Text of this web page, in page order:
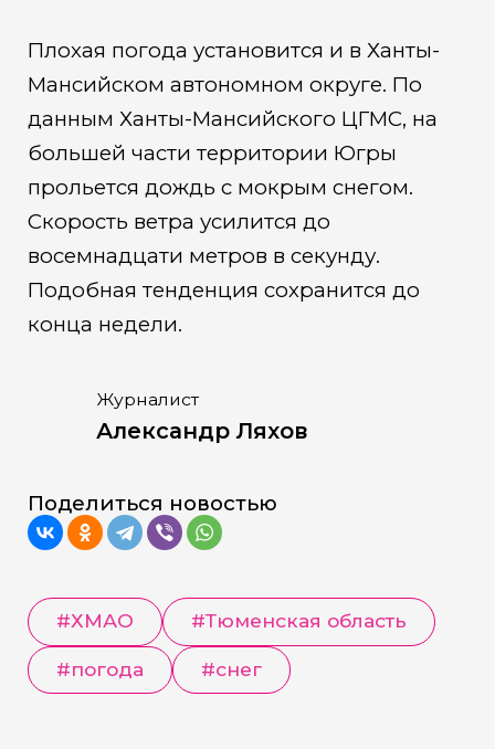
Плохая погода установится и в Ханты-
Мансийском автономном округе. По
данным Ханты-Мансийского ЦГМС, на
большей части территории Югры
прольется дождь с мокрым снегом.
Скорость ветра усилится до
восемнадцати метров в секунду.
Подобная тенденция сохранится до
конца недели.
Журналист
Александр Ляхов
Поделиться новостью
#ХМАО #Тюменская область
#погода #снег